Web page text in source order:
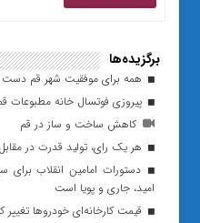
برگزیده‌ها
همه برای موفقیت شهر قم
پیروزی فوتسال خانه مطبوعات
کاهش ساخت و ساز در قم
هر یک رای، تولید قدرت در
دستورات امامین انقلاب برای
امید، جاری و پویا است
قیمت کارخانه‌ای خودرو‌ها تغییر